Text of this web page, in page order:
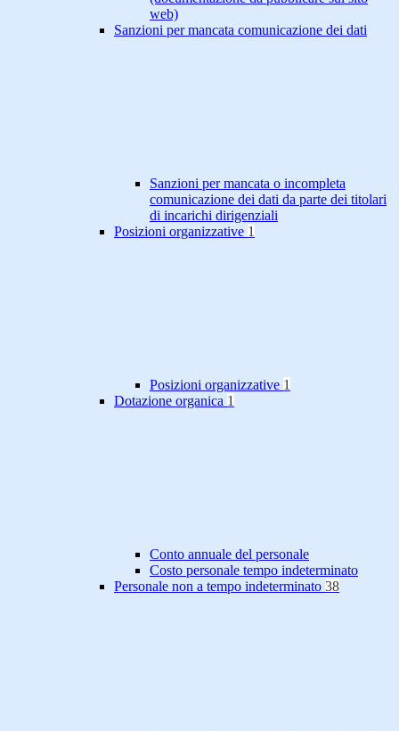
web)
Sanzioni per mancata comunicazione dei dati
Sanzioni per mancata o incompleta
comunicazione dei dati da parte dei titolari
di incarichi dirigenziali
Posizioni organizzative 1
Posizioni organizzative 1
Dotazione organica 1
Conto annuale del personale
Costo personale tempo indeterminato
Personale non a tempo indeterminato 38